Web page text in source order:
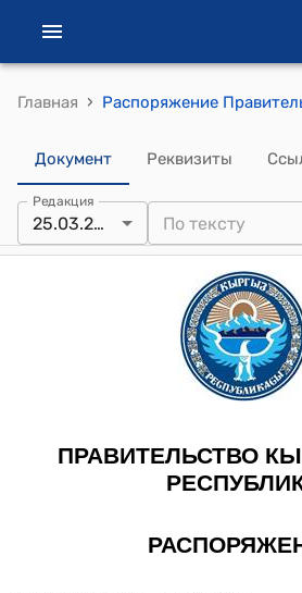
Главная ›
Документ Реквизиты
Редакция
25.03.2011